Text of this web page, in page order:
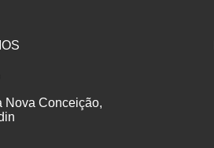
Nova Conceição,